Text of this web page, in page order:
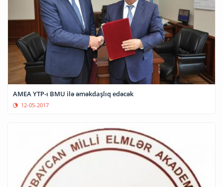
AMEA YTP-ı BMU ilə əməkdaşlıq edəcək
12-05-2017